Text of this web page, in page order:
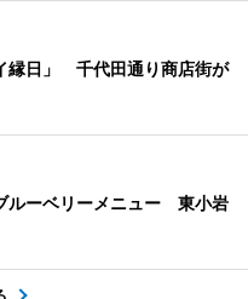
縁日」 千代田通り商店街が
ルーベリーメニュー 東小岩